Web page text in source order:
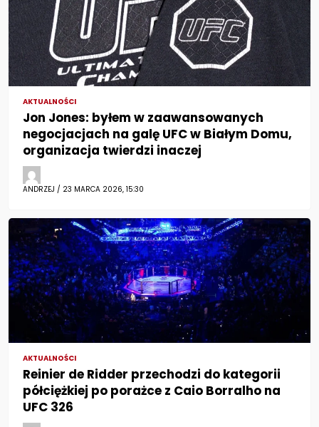
AKTUALNOŚCI
Jon Jones: byłem w zaawansowanych
negocjacjach na galę UFC w Białym Domu,
organizacja twierdzi inaczej
ANDRZEJ / 23 MARCA 2026, 15:30
AKTUALNOŚCI
Reinier de Ridder przechodzi do kategorii
półciężkiej po porażce z Caio Borralho na
UFC 326